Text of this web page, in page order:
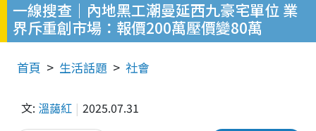
一線搜查｜內地黑工潮曼延西九豪宅單位 業
界斥重創市場：報價200萬壓價變80萬
首頁 生活話題 社會
文: 溫藹紅 2025.07.31